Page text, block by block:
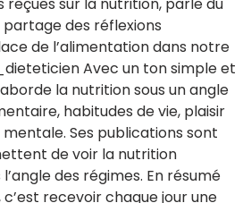
reçues sur la nutrition, parle du
des réflexions
de l’alimentation dans notre
Avec un ton simple et
la nutrition sous un angle
habitudes de vie, plaisir
Ses publications sont
de voir la nutrition
des régimes. En résumé
recevoir chaque jour une